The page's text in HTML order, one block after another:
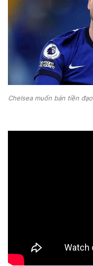
Chelsea muốn bán tiền